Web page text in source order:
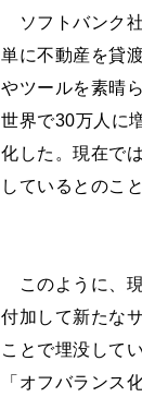
ソフトバンク社
単に不動産を貸
やツールを素晴
世界で30万人に
化した。現在で
しているとのこ
このように、
付加して新たな
ことで埋没して
「オフバランス